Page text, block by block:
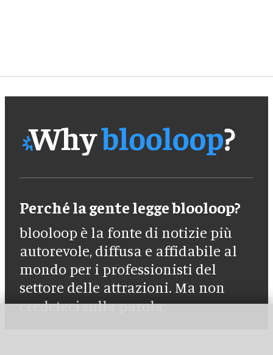
Perché la gente legge blooloop?
blooloop è la fonte di notizie più
autorevole, diffusa e affidabile al
mondo per i professionisti del
settore delle attrazioni. Ma non
credeteci sulla parola: